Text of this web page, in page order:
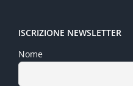
ISCRIZIONE NEWSLETTER
Nome